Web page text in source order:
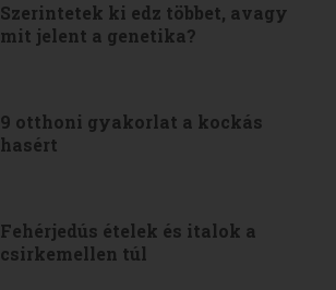
Szerintetek ki edz többet, avagy
mit jelent a genetika?
9 otthoni gyakorlat a kockás
hasért
Fehérjedús ételek és italok a
csirkemellen túl